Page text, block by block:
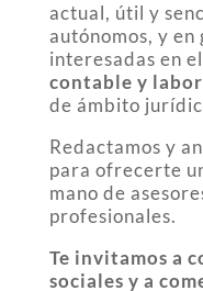
actual, útil y
autónomos, y en
interesadas en
contable y
de ámbito
Redactamos y
para ofrecerte
mano de
profesionales.
Te invitamos a
sociales y a